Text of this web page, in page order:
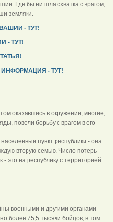
Где бы ни шла схватка с врагом,
земляки.
- ТУТ!
- ТУТ!
- ТУТ!
оказавшись в окружении, многие,
повели борьбу с врагом в его
пункт республики - она
вторую семью. Число потерь
- это на республику с территорией
военными и другими органами
более 75,5 тысячи бойцов, в том